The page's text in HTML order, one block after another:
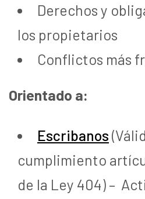
Derechos y
los propietarios
Conflictos más
Orientado a:
Escribanos
cumplimiento
de la Ley 404) –